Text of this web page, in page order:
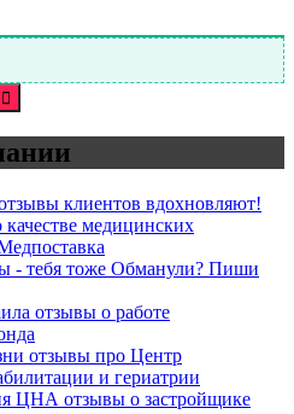
клиентов вдохновляют!
медицинских
- тебя тоже Обманули? Пиши
отзывы о работе
отзывы про Центр
и гериатрии
ЦНА отзывы о застройщике